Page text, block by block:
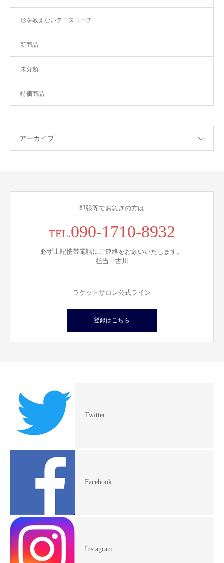
形を教えないテニスコーチ
新商品
未分類
特価商品
アーカイブ
即張等でお急ぎの方は
TEL.090-1710-8932
必ず上記携帯電話にご連絡をお願いいたします。
担当：古川
ラケットサロン公式ライン
登録はこちら
Twitter
Facebook
Instagram